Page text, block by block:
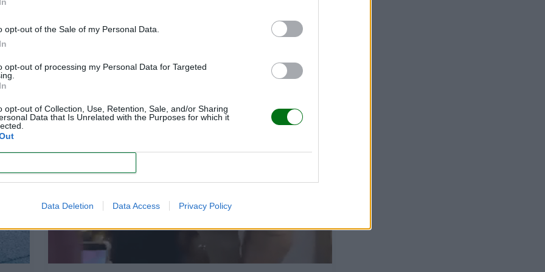
opt-out of the Sale of my Personal Data.
opt-out of processing my Personal Data for Targeted
opt-out of Collection, Use, Retention, Sale, and/or Sharing
Data that Is Unrelated with the Purposes for which it
Data Deletion Data Access Privacy Policy
23 horas y hace publicidad mientras sufre una
LEER
NOTICIAS